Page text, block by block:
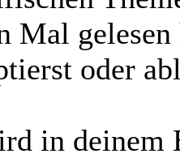
Mal
oder
in deinem